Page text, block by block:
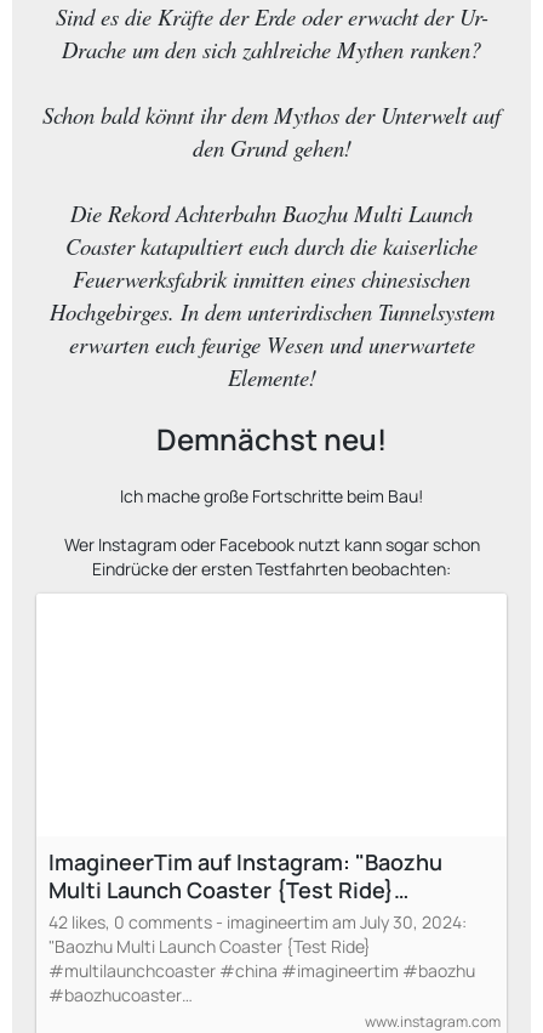
Sind es die Kräfte der Erde oder erwacht der Ur-
Drache um den sich zahlreiche Mythen ranken?
Schon bald könnt ihr dem Mythos der Unterwelt auf
den Grund gehen!
Die Rekord Achterbahn Baozhu Multi Launch
Coaster katapultiert euch durch die kaiserliche
Feuerwerksfabrik inmitten eines chinesischen
Hochgebirges. In dem unterirdischen Tunnelsystem
erwarten euch feurige Wesen und unerwartete
Elemente!
Demnächst neu!
Ich mache große Fortschritte beim Bau!
Wer Instagram oder Facebook nutzt kann sogar schon
Eindrücke der ersten Testfahrten beobachten:
ImagineerTim auf Instagram: "Baozhu
Multi Launch Coaster {Test Ride}
#multilaunchcoaster #china
#imagineertim #baozhu
#baozhucoaster #planetcoaster
#imagineertimsvideos #asia #coaster"
42 likes, 0 comments - imagineertim am July 30, 2024:
"Baozhu Multi Launch Coaster {Test Ride}
#multilaunchcoaster #china #imagineertim #baozhu
#baozhucoaster…
www.instagram.com